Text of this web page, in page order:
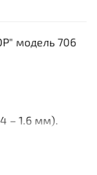
модель 706
– 1.6 мм).